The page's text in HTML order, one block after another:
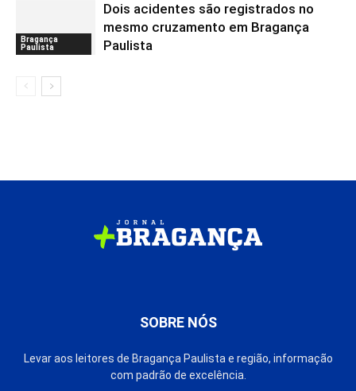
Bragança
Paulista
Dois acidentes são registrados no
mesmo cruzamento em Bragança
Paulista
SOBRE NÓS
Levar aos leitores de Bragança Paulista e região, informação
com padrão de excelência.